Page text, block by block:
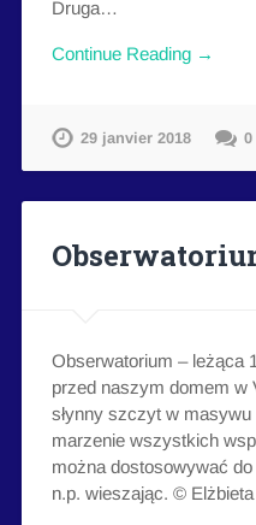
Druga…
Continue Reading →
29 janvier 2018 0
Obserwatorium – leżąca
przed naszym domem w
słynny szczyt w
marzenie wszystkich
można dostosowywać
n.p. wieszając. ©